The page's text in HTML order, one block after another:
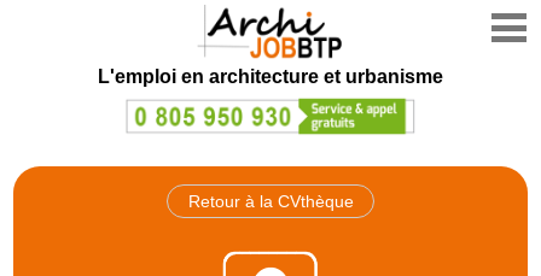
L'emploi en architecture et urbanisme
Retour à la CVthèque